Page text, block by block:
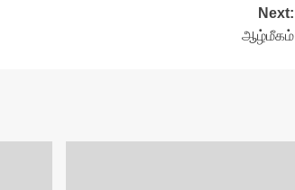
Next:
ஆழ்மீகம்